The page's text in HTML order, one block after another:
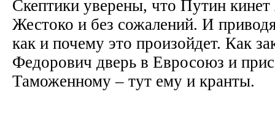
Скептики уверены, что Путин
Жестоко и без сожалений. И
как и почему это произойдет. Как
Федорович дверь в Евросоюз и
Таможенному – тут ему и кранты.